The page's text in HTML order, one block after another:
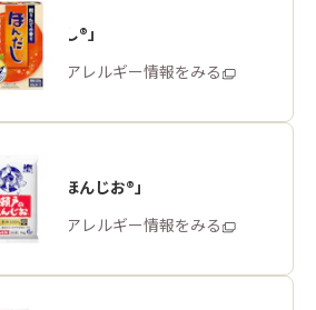
「ほんだし®」
商品・アレルギー情報をみる
「瀬戸のほんじお®」
商品・アレルギー情報をみる